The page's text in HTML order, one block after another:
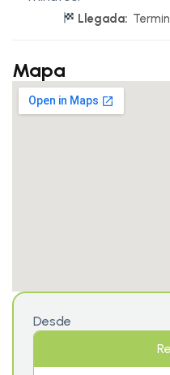
Llegada:
Mapa
Desde